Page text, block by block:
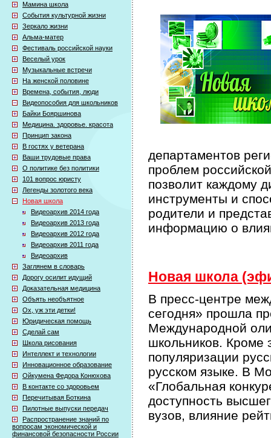
Мамина школа
События культурной жизни
Зеркало жизни
Альма-матер
Фестиваль российской науки
Веселый урок
Музыкальные встречи
На женской половине
Времена, события, люди
Видеопособия для школьников
Байки Бояршинова
Медицина. здоровье. красота
Принцип закона
В гостях у ветерана
Ваши трудовые права
О политике без политики
101 вопрос юристу
Легенды золотого века
Новая школа
Видеоархив 2014 года
Видеоархив 2013 года
Видеоархив 2012 года
Видеоархив 2011 года
Видеоархив
Заглянем в словарь
Дорогу осилит идущий
Доказательная медицина
Объять необъятное
Ох, уж эти детки!
Юридическая помощь
Сделай сам
Школа рисования
Интеллект и технологии
Инновационное образование
Ойкумена Федора Конюхова
В контакте со здоровьем
Перечитывая Боткина
Пилотные выпуски передач
Распространение знаний по
вопросам экономической и
финансовой безопасности России
департаментов
проблем
позволит каждому
инструменты и
родители и
информацию о
Новая школа
В пресс-центре
сегодня» прошла
Международной
школьников. Кроме
популяризации
русском языке. В
«Глобальная
доступность
вузов, влияние